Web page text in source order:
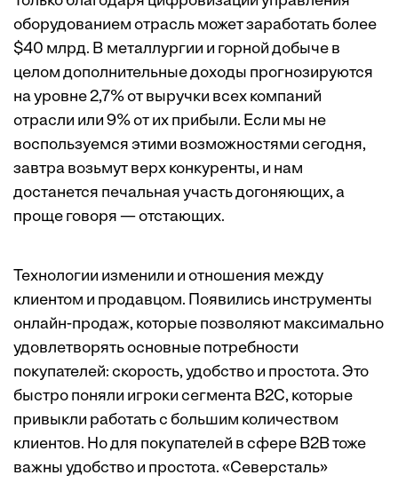
оборудованием отрасль может заработать более
$40 млрд. В металлургии и горной добыче в
целом дополнительные доходы прогнозируются
на уровне 2,7% от выручки всех компаний
отрасли или 9% от их прибыли. Если мы не
воспользуемся этими возможностями сегодня,
завтра возьмут верх конкуренты, и нам
достанется печальная участь догоняющих, а
проще говоря — отстающих.
Технологии изменили и отношения между
клиентом и продавцом. Появились инструменты
онлайн-продаж, которые позволяют максимально
удовлетворять основные потребности
покупателей: скорость, удобство и простота. Это
быстро поняли игроки сегмента B2C, которые
привыкли работать с большим количеством
клиентов. Но для покупателей в сфере B2B тоже
важны удобство и простота. «Северсталь»